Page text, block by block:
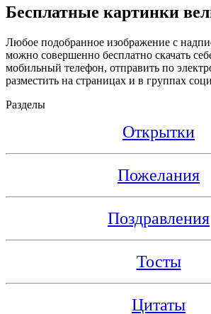
Бесплатные картинки
Любое подобранное изображение с
можно совершенно бесплатно скачать
мобильный телефон, отправить по
разместить на страницах и в группах
Разделы
Открытки
Пожелания
Поздравления
Тосты
Цитаты